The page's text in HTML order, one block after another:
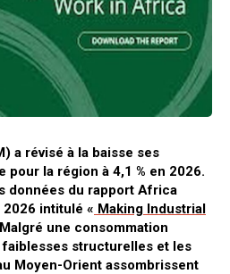
a révisé à la baisse ses
pour la région à 4,1 % en 2026.
données du rapport Africa
2026 intitulé « Making Industrial
une consommation
structurelles et les
Moyen-Orient assombrissent